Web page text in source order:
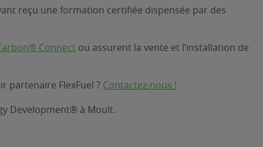
reçu une formation certifiée dispensée par des
Connect ou assurent la vente et l’installation de
partenaire FlexFuel ? Contactez-nous !
Development® à Moult.